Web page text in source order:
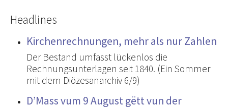
Headlines
Kirchenrechnungen, mehr als nur Zahlen
Der Bestand umfasst lückenlos die
Rechnungsunterlagen seit 1840. (Ein Sommer
mit dem Diözesanarchiv 6/9)
D’Mass vum 9 August gëtt vun der